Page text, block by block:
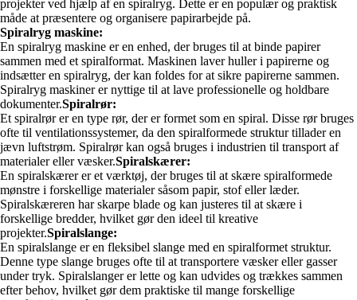
projekter ved hjælp af en spiralryg. Dette er en populær og praktisk
måde at præsentere og organisere papirarbejde på.
Spiralryg maskine:
En spiralryg maskine er en enhed, der bruges til at binde papirer
sammen med et spiralformat. Maskinen laver huller i papirerne og
indsætter en spiralryg, der kan foldes for at sikre papirerne sammen.
Spiralryg maskiner er nyttige til at lave professionelle og holdbare
dokumenter.Spiralrør:
Et spiralrør er en type rør, der er formet som en spiral. Disse rør bruges
ofte til ventilationssystemer, da den spiralformede struktur tillader en
jævn luftstrøm. Spiralrør kan også bruges i industrien til transport af
materialer eller væsker.Spiralskærer:
En spiralskærer er et værktøj, der bruges til at skære spiralformede
mønstre i forskellige materialer såsom papir, stof eller læder.
Spiralskæreren har skarpe blade og kan justeres til at skære i
forskellige bredder, hvilket gør den ideel til kreative
projekter.Spiralslange:
En spiralslange er en fleksibel slange med en spiralformet struktur.
Denne type slange bruges ofte til at transportere væsker eller gasser
under tryk. Spiralslanger er lette og kan udvides og trækkes sammen
efter behov, hvilket gør dem praktiske til mange forskellige